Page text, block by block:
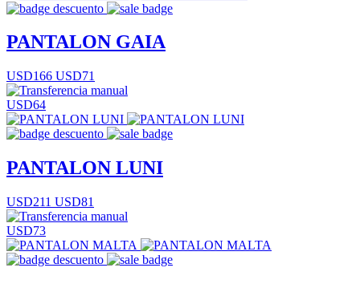
PANTALON GAIA
USD166 USD71
USD64
PANTALON LUNI
USD211 USD81
USD73